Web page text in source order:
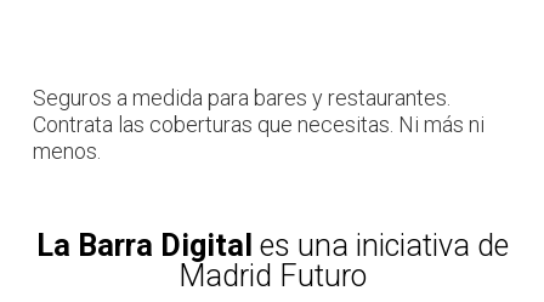
Seguros a medida para bares y restaurantes.
Contrata las coberturas que necesitas. Ni más ni
menos.
La Barra Digital es una iniciativa de
Madrid Futuro